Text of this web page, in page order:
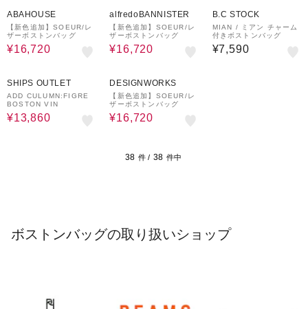
ABAHOUSE
【新色追加】SOEUR/レ
ザーボストンバッグ
¥16,720
alfredoBANNISTER
【新色追加】SOEUR/レ
ザーボストンバッグ
¥16,720
B.C STOCK
MIAN / ミアン チャーム
付きボストンバッグ
¥7,590
SHIPS OUTLET
ADD CULUMN:FIGRE
BOSTON VIN
¥13,860
DESIGNWORKS
【新色追加】SOEUR/レ
ザーボストンバッグ
¥16,720
38 件 / 38 件中
ボストンバッグの取り扱いショップ